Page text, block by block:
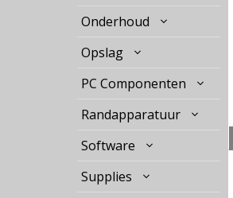
Onderhoud
Opslag
PC Componenten
Randapparatuur
Software
Supplies